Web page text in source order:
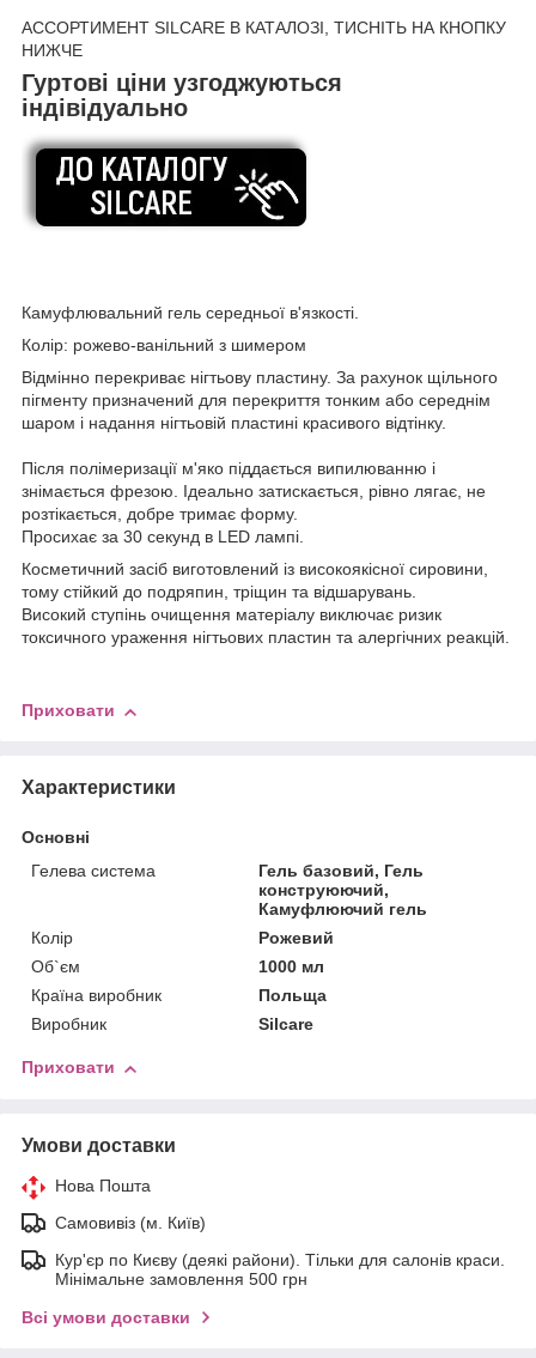
АССОРТИМЕНТ SILCARE В КАТАЛОЗІ, ТИСНІТЬ НА КНОПКУ
НИЖЧЕ
Гуртові ціни узгоджуються
індівідуально
Камуфлювальний гель середньої в'язкості.
Колір: рожево-ванільний з шимером
Відмінно перекриває нігтьову пластину. За рахунок щільного
пігменту призначений для перекриття тонким або середнім
шаром і надання нігтьовій пластині красивого відтінку.
Після полімеризації м'яко піддається випилюванню і
знімається фрезою. Ідеально затискається, рівно лягає, не
розтікається, добре тримає форму.
Просихає за 30 секунд в LED лампі.
Косметичний засіб виготовлений із високоякісної сировини,
тому стійкий до подряпин, тріщин та відшарувань.
Високий ступінь очищення матеріалу виключає ризик
токсичного ураження нігтьових пластин та алергічних реакцій.
Приховати
Характеристики
Основні
Гелева система
Гель базовий, Гель
конструюючий,
Камуфлюючий гель
Колір
Рожевий
Об`єм
1000 мл
Країна виробник
Польща
Виробник
Silcare
Приховати
Умови доставки
Нова Пошта
Самовивіз (м. Київ)
Кур'єр по Києву (деякі райони). Тільки для салонів краси.
Мінімальне замовлення 500 грн
Всі умови доставки